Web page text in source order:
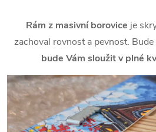
Rám z masivní borovice je
zachoval rovnost a pevnost.
bude Vám sloužit v plné